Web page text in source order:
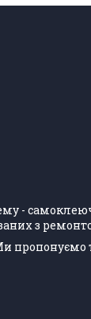
-
з
пропонуємо